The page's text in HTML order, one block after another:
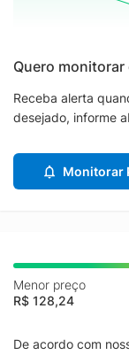
Quero monitorar
Receba alerta
desejado, informe
Monitorar
Menor preço
R$ 128,24
De acordo com